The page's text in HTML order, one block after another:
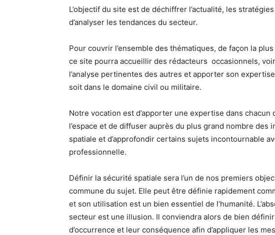
L’objectif du site est de déchiffrer l’actualité, les
d’analyser les tendances du secteur.
Pour couvrir l’ensemble des thématiques, de façon la
ce site pourra accueillir des rédacteurs occasionnels,
l’analyse pertinentes des autres et apporter son
soit dans le domaine civil ou militaire.
Notre vocation est d’apporter une expertise dans
l’espace et de diffuser auprès du plus grand nombre
spatiale et d’approfondir certains sujets incontournable
professionnelle.
Définir la sécurité spatiale sera l’un de nos premiers
commune du sujet. Elle peut être définie rapidement
et son utilisation est un bien essentiel de l’humanité.
secteur est une illusion. Il conviendra alors de bien
d’occurrence et leur conséquence afin d’appliquer les